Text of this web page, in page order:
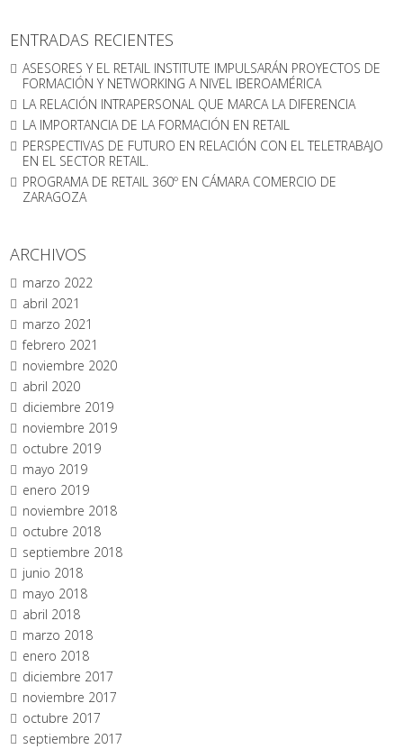
ENTRADAS RECIENTES
ASESORES Y EL RETAIL INSTITUTE IMPULSARÁN PROYECTOS DE
FORMACIÓN Y NETWORKING A NIVEL IBEROAMÉRICA
LA RELACIÓN INTRAPERSONAL QUE MARCA LA DIFERENCIA
LA IMPORTANCIA DE LA FORMACIÓN EN RETAIL
PERSPECTIVAS DE FUTURO EN RELACIÓN CON EL TELETRABAJO
EN EL SECTOR RETAIL.
PROGRAMA DE RETAIL 360º EN CÁMARA COMERCIO DE
ZARAGOZA
ARCHIVOS
marzo 2022
abril 2021
marzo 2021
febrero 2021
noviembre 2020
abril 2020
diciembre 2019
noviembre 2019
octubre 2019
mayo 2019
enero 2019
noviembre 2018
octubre 2018
septiembre 2018
junio 2018
mayo 2018
abril 2018
marzo 2018
enero 2018
diciembre 2017
noviembre 2017
octubre 2017
septiembre 2017